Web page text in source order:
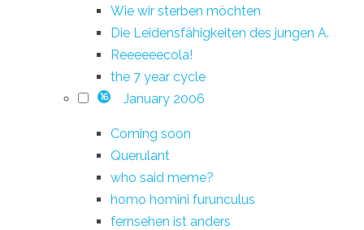
Wie wir sterben möchten
Die Leidensfähigkeiten des jungen A.
Reeeeeecola!
the 7 year cycle
16 January 2006
Coming soon
Querulant
who said meme?
homo homini furunculus
fernsehen ist anders